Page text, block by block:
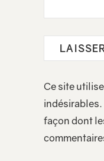
Ce site
indésirables.
façon dont